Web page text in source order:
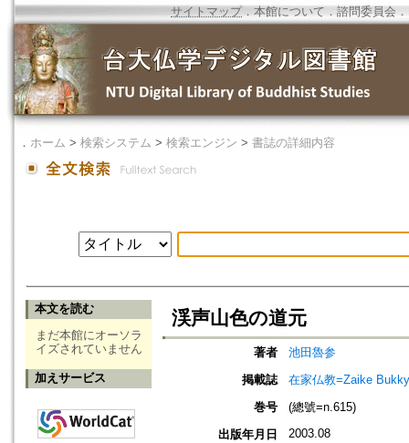
サイトマップ．本館について ． 諮問委員会 ．
． ホーム > 検索システム > 検索エンジン > 書誌の詳細内容
本文を読む
まだ本館にオーソラ
イズされていません
加えサービス
渓声山色の道元
著者
池田魯参
掲載誌
在家仏教=Zaike
巻号
(總號=n.615)
出版年月日
2003.08